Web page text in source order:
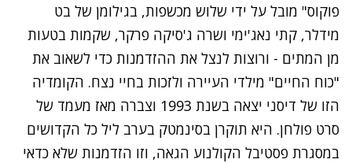
פוקוס" מובל על ידי שלוש מכשפות, בגילומן של בט
מידלר, קתי נאג'ימי ושרה ג'סיקה פרקר, שקמות בטעות
מן המתים - ורוצות לנצל את ההזדמנות כדי לשאוב את
"כוח החיים" מילדי העיירה ולזכות בחיי נצח. הקומדיה
הזו של דיסני יצאה בשנת וצברה מאז מעמד של
סרט פולחן. היא תוקרן בסינמטק בערב ליל כל הקדושים
במסגרת פסטיבל הקולנוע הגאה, וזו הזדמנות שלא כדאי